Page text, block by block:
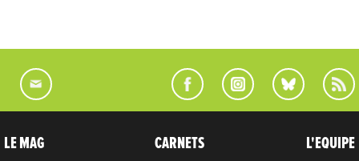
LE MAG CARNETS L'EQUIPE